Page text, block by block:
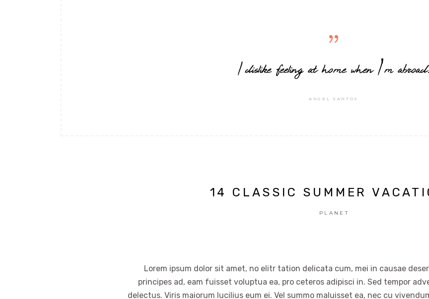
I dislike feeling at home when I'm abroad.
ANGEL SANTOS
14 CLASSIC SUMMER
PLANET
Lorem ipsum dolor sit amet, no elitr tation delicata cum, mei in causae
principes ad, eam fuisset voluptua ea, pro ceteros adipisci in. Sed tempor
delectus. Viris maiorum lucilius eum ei. Vel summo maluisset ea, nec cu